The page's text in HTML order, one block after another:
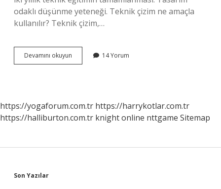
odaklı düşünme yeteneği. Teknik çizim ne amaçla
kullanılır? Teknik çizim,…
Devamını okuyun
Çizim
14 Yorum
https://yogaforum.com.tr https://harrykotlar.com.tr
https://halliburton.com.tr knight online nttgame Sitemap
Sidebar
Son Yazılar